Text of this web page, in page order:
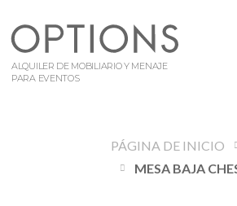
ALQUILER DE MOBILIARIO Y MENAJE
PARA EVENTOS
PÁGINA DE INICIO